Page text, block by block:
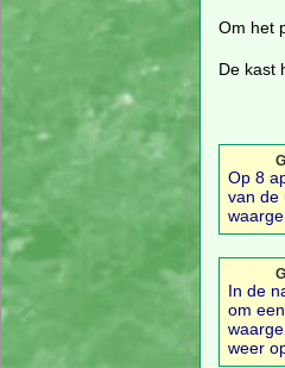
Om het
De kast
Op 8
van de
In de
om
weer